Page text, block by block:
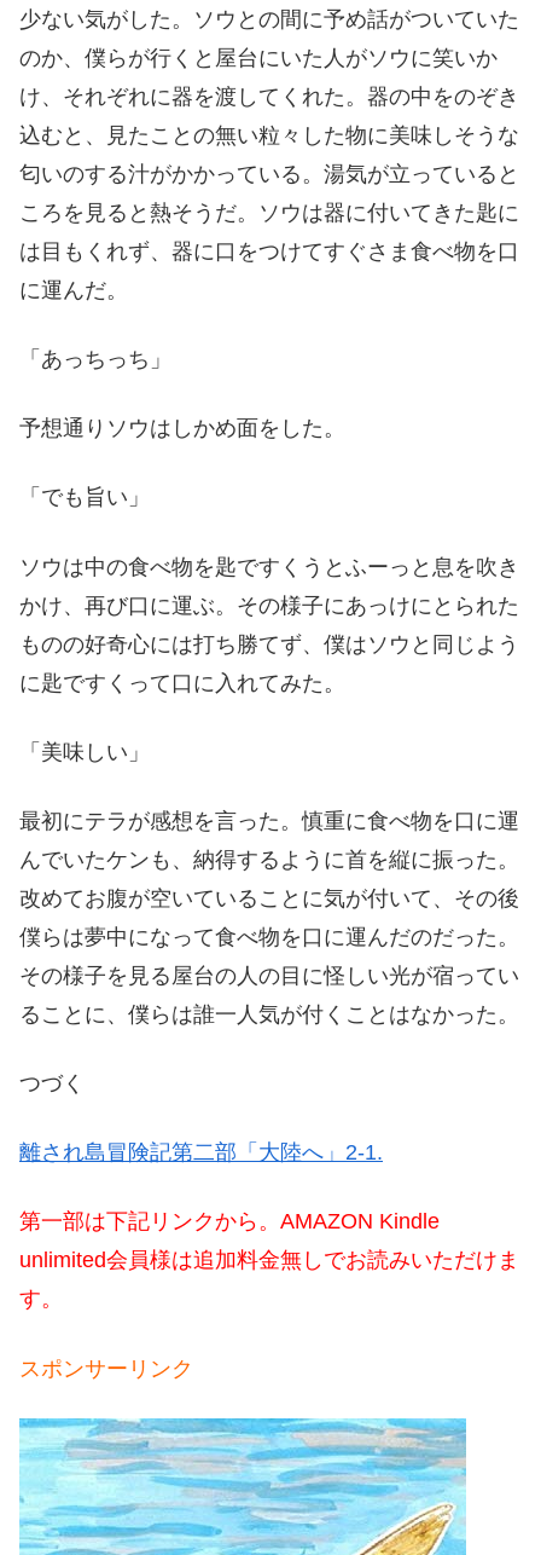
少ない気がした。ソウとの間に予め話がついていた
のか、僕らが行くと屋台にいた人がソウに笑いか
け、それぞれに器を渡してくれた。器の中をのぞき
込むと、見たことの無い粒々した物に美味しそうな
匂いのする汁がかかっている。湯気が立っていると
ころを見ると熱そうだ。ソウは器に付いてきた匙に
は目もくれず、器に口をつけてすぐさま食べ物を口
に運んだ。
「あっちっち」
予想通りソウはしかめ面をした。
「でも旨い」
ソウは中の食べ物を匙ですくうとふーっと息を吹き
かけ、再び口に運ぶ。その様子にあっけにとられた
ものの好奇心には打ち勝てず、僕はソウと同じよう
に匙ですくって口に入れてみた。
「美味しい」
最初にテラが感想を言った。慎重に食べ物を口に運
んでいたケンも、納得するように首を縦に振った。
改めてお腹が空いていることに気が付いて、その後
僕らは夢中になって食べ物を口に運んだのだった。
その様子を見る屋台の人の目に怪しい光が宿ってい
ることに、僕らは誰一人気が付くことはなかった。
つづく
離され島冒険記第二部「大陸へ」2-1.
第一部は下記リンクから。AMAZON Kindle
unlimited会員様は追加料金無しでお読みいただけま
す。
スポンサーリンク